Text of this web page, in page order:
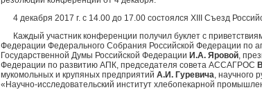
4 декабря 2017 г. с 14.00 до 17.00 состоялся XIII Съезд
Каждый участник конференции получил буклет с
Федерации Федерального Собрания Российской Федерации по
Государственной Думы Российской Федерации И.А. Яровой,
Федерации по развитию АПК, председателя совета АССАГРОС
мукомольных и крупяных предприятий А.И. Гуревича, научного
«Научно-исследовательский институт хлебопекарной